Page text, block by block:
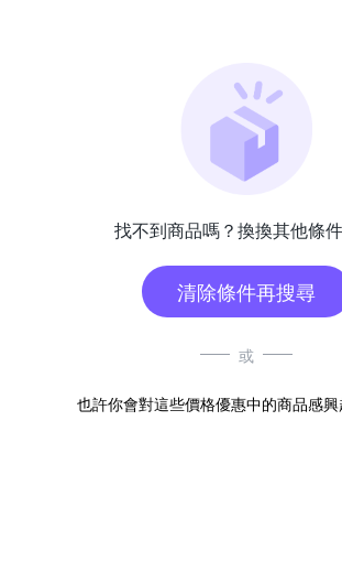
找不到商品嗎？換換其他條件
清除條件再搜尋
或
也許你會對這些價格優惠中的商品感興